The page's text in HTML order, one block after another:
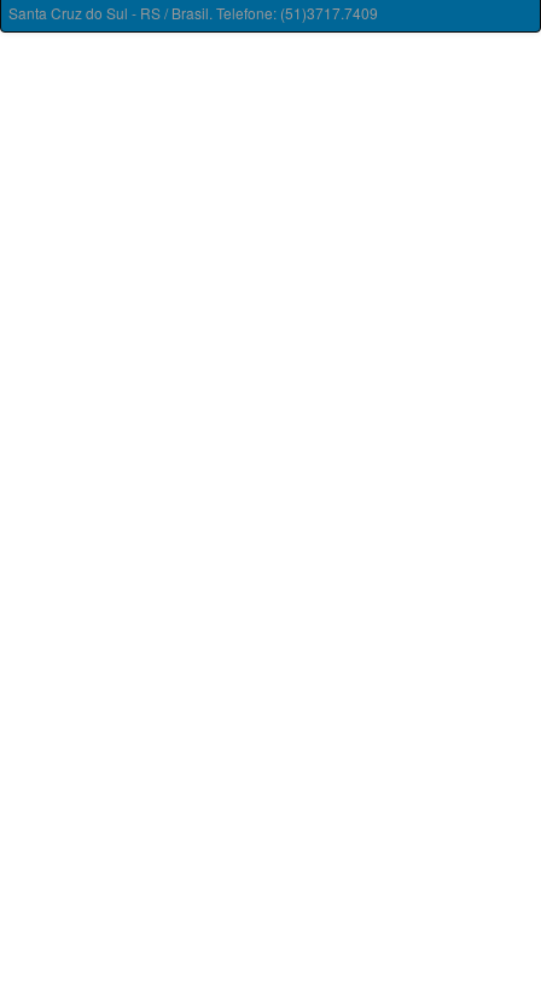
Santa Cruz do Sul - RS / Brasil. Telefone: (51)3717.7409